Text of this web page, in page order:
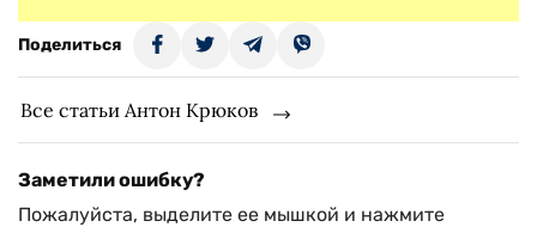
Поделиться
Все статьи Антон Крюков
Заметили ошибку?
Пожалуйста, выделите ее мышкой и нажмите